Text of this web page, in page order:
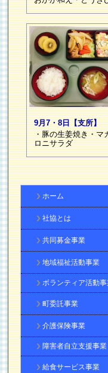
9月7・8日【支所】
・豚の生姜焼き・マ
ロニサラダ
ホーム
社協とは
共同募金事業
地域福祉活動事業
ボランティア活動
町委託事業
介護保険事業
障害者自立支援事業
給食サービス事業